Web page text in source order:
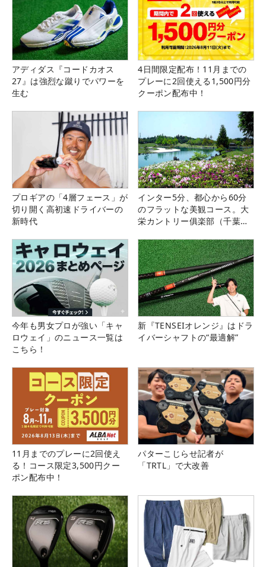
アディダス『コードカオス
27』は強烈な蹴りでパワーを
生む
4日間限定配布！11月までの
プレーに2回使える1,500円分
クーポン配布中！
プロギアの「4層フェース」が
切り開く高初速ドライバーの
新時代
インター5分、都心から60分
のフラットな美観コース。大
栄カントリー俱楽部（千葉
今年も男女プロが強い「キャ
ロウェイ」のニュース一覧は
こちら！
新『TENSEIオレンジ』はドラ
イバーシャフトの“最適解”
11月までのプレーに2回使え
る！コース限定3,500円クー
ポン配布中！
パターこじらせ記者が
「TRTL」で大改善